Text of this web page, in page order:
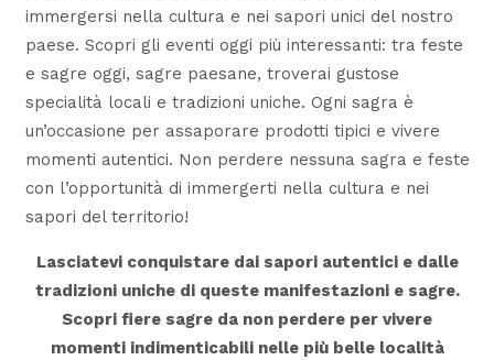
immergersi nella cultura e nei sapori unici del nostro
paese. Scopri gli eventi oggi più interessanti: tra feste
e sagre oggi, sagre paesane, troverai gustose
specialità locali e tradizioni uniche. Ogni sagra è
un’occasione per assaporare prodotti tipici e vivere
momenti autentici. Non perdere nessuna sagra e feste
con l’opportunità di immergerti nella cultura e nei
sapori del territorio!
Lasciatevi conquistare dai sapori autentici e dalle
tradizioni uniche di queste manifestazioni e sagre.
Scopri fiere sagre da non perdere per vivere
momenti indimenticabili nelle più belle località